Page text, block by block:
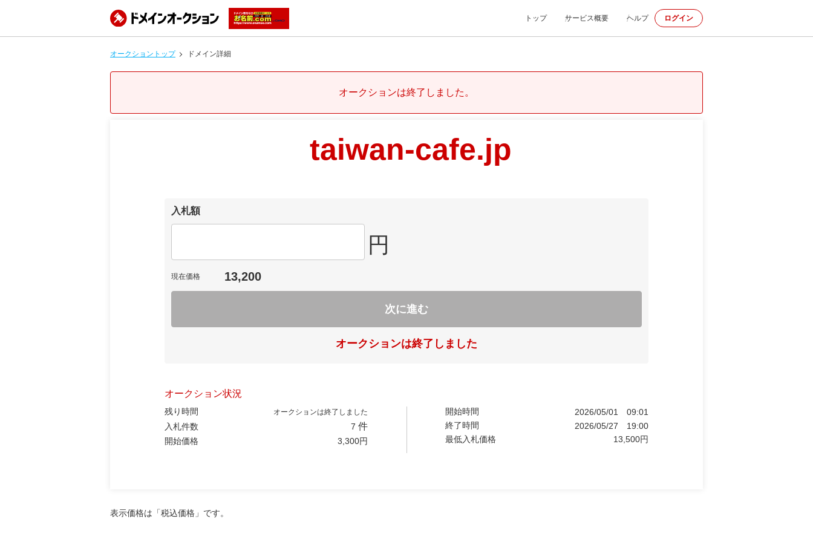
トップ サービス概要 ヘルプ ログイン
オークショントップ ドメイン詳細
オークションは終了しました。
taiwan-cafe.jp
入札額
円
現在価格 13,200
次に進む
オークションは終了しました
オークション状況
残り時間 オークションは終了しました
入札件数 7 件
開始価格 3,300円
開始時間 2026/05/01
09:01
終了時間
2026/05/27
19:00
最低入札価格
13,500円
表示価格は「税込価格」です。